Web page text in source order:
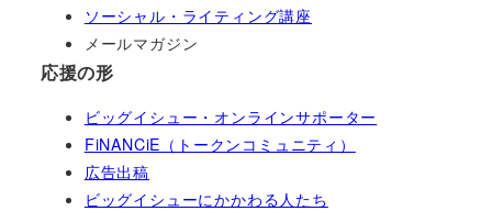
ソーシャル・ライティング講座
メールマガジン
応援の形
ビッグイシュー・オンラインサポーター
FiNANCiE（トークンコミュニティ）
広告出稿
ビッグイシューにかかわる人たち